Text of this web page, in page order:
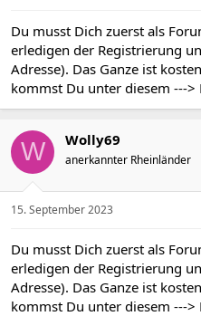
Du musst Dich zuerst als
erledigen der Registrierung
Adresse). Das Ganze ist
kommst Du unter diesem --->
W Wolly69
anerkannter Rheinländer
15. September 2023
Du musst Dich zuerst als
erledigen der Registrierung
Adresse). Das Ganze ist
kommst Du unter diesem --->